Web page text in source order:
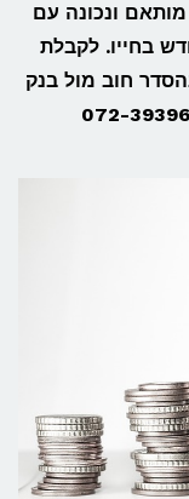
מותאם ונכונה עם
בחייו. לקבלת
חוב מול בנק
ליצור עימנו קשר ב – 072-3939694